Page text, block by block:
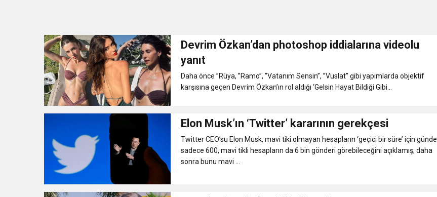
11:41 Gazikültür, yeni bir eseri daha okuyucuyla buluşturdu
11:36 Hareketsiz yaşam diyabete neden oluyor
11:32 Dr. Öcük, karın germe estetiği ile ilgili bilgi verdi
10:45 Terör Örgütüne MİT’ten Darbe!
Devrim Özkan’dan photoshop iddialarına videolu
yanıt
Daha önce ”Rüya, ”Ramo”, ”Vatanım Sensin”, ”Vuslat” gibi yapımlarda objektif
karşısına geçen Devrim Özkan’ın rol aldığı ‘Gelsin Hayat Bildiği Gibi...
Elon Musk’ın ‘Twitter’ kararının gerekçesi
Twitter CEO’su Elon Musk, mavi tiki olmayan hesapların ‘geçici bir süre’ için günde
sadece 600, mavi tikli hesapların da 6 bin gönderi görebileceğini açıklamış; daha
sonra bunu mavi ...